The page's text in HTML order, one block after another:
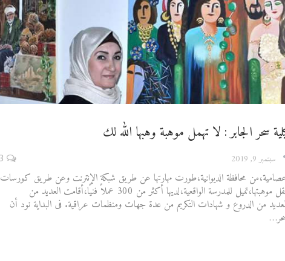
سحر الجابر : لا تهمل موهبة وهبها الله لك
سبتمبر 9, 2019
عصامية،من محافظة الديوانية،طورت مهارتها عن طريق شبكة الإنترنت وعن طريق كورسات
فى فن الرسم لصقل موهبتها،تميل للمدرسة الواقعية،لديها أكثر من 300 عملاً فنيًا،أقامت العديد من
من الدروع و شهادات التكريم من عدة جهات ومنظمات عراقية. فى البداية نود أن